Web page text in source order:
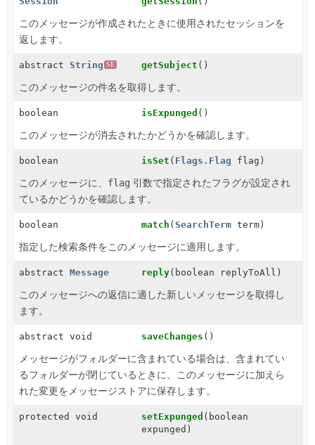
このメッセージが作成されたときに使用されたセッションを
返します。
abstract String SE getSubject ()
このメッセージの件名を取得します。
boolean isExpunged ()
このメッセージが消去されたかどうかを確認します。
boolean isSet ( Flags.Flag flag)
このメッセージに、 flag 引数で指定されたフラグが設定され
ているかどうかを確認します。
boolean match (SearchTerm term)
指定した検索条件をこのメッセージに適用します。
abstract Message reply(boolean replyToAll)
このメッセージへの返信に適した新しいメッセージを取得し
ます。
abstract void saveChanges ()
メッセージがフォルダーに含まれている場合は、含まれてい
るフォルダーが閉じているときに、このメッセージに加えら
れた変更をメッセージストアに保存します。
protected void setExpunged (boolean
expunged)